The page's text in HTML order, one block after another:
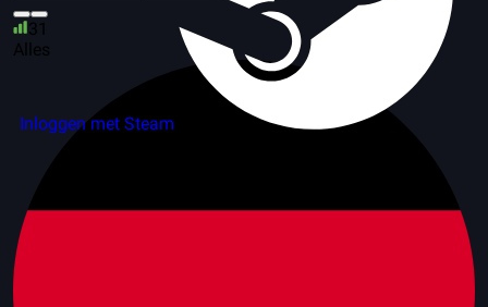
Inloggen met Steam
31
Alles